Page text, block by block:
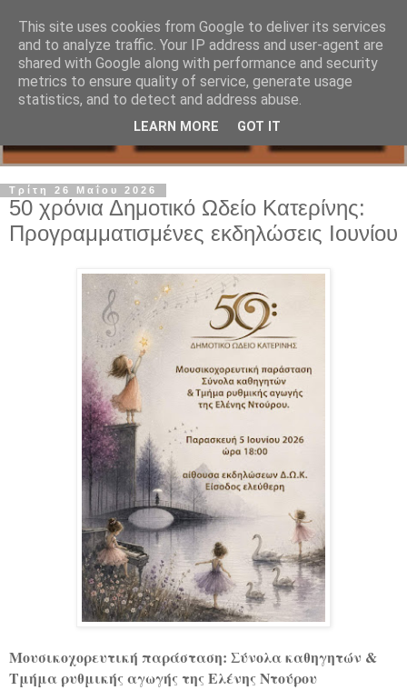
Τρίτη 26 Μαΐου 2026
50 χρόνια Δημοτικό Ωδείο Κατερίνης:
Προγραμματισμένες εκδηλώσεις Ιουνίου
Μουσικοχορευτική παράσταση: Σύνολα καθηγητών &
Τμήμα ρυθμικής αγωγής της Ελένης Ντούρου
This site uses cookies from Google to deliver its services
and to analyze traffic. Your IP address and user-agent are
shared with Google along with performance and security
metrics to ensure quality of service, generate usage
statistics, and to detect and address abuse.
LEARN MORE GOT IT